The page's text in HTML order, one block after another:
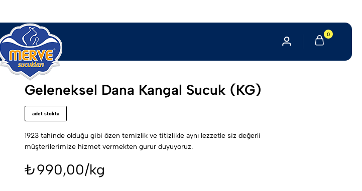
Mağazası
0
Geleneksel Dana Kangal Sucuk (KG)
adet stokta
1923 tahinde olduğu gibi özen temizlik ve titizlikle aynı lezzetle siz değerli
müşterilerimize hizmet vermekten gurur duyuyoruz.
₺990,00/kg